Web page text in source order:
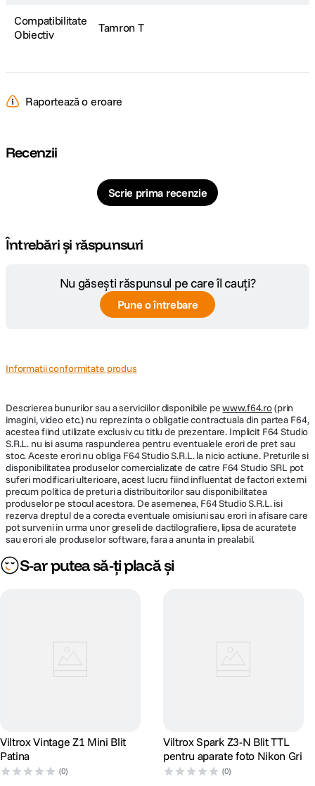
Compatibilitate
Obiectiv
Tamron T
Raportează o eroare
Recenzii
Scrie prima recenzie
Întrebări și răspunsuri
Nu găsești răspunsul pe care îl cauți?
Pune o întrebare
Informatii conformitate produs
Descrierea bunurilor sau a serviciilor disponibile pewww.f64.ro(prin
imagini, video etc.) nu reprezinta o obligatie contractuala din partea F64,
acestea fiind utilizate exclusiv cu titlu de prezentare. Implicit F64 Studio
S.R.L. nu isi asuma raspunderea pentru eventualele erori de pret sau
stoc. Aceste erori nu obliga F64 Studio S.R.L. la nicio actiune. Preturile si
disponibilitatea produselor comercializate de catre F64 Studio SRL pot
suferi modificari ulterioare, acest lucru fiind influentat de factori externi
precum politica de preturi a distribuitorilor sau disponibilitatea
produselor pe stocul acestora. De asemenea, F64 Studio S.R.L. isi
rezerva dreptul de a corecta eventuale omisiuni sau erori in afisare care
pot surveni in urma unor greseli de dactilografiere, lipsa de acuratete
sau erori ale produselor software, fara a anunta in prealabil.
S-ar putea să-ți placă și
Viltrox Vintage Z1 Mini Blit
Patina
(0)
Viltrox Spark Z3-N Blit TTL
pentru aparate foto Nikon Gri
(0)